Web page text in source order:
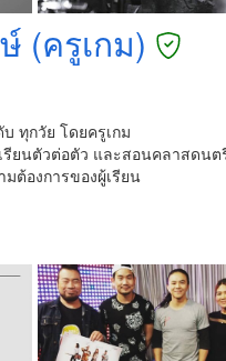
(ครูเกม)
ทุกวัย โดยครูเกม
ยนตัวต่อตัว และสอนคลาสดนต
มต้องการของผู้เรียน